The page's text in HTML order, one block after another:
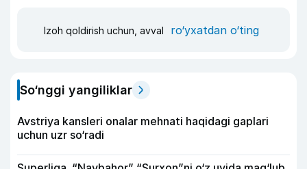
Izoh qoldirish uchun, avval ro‘yxatdan o‘ting
So‘nggi yangiliklar
Avstriya kansleri onalar mehnati haqidagi gaplari
uchun uzr so‘radi